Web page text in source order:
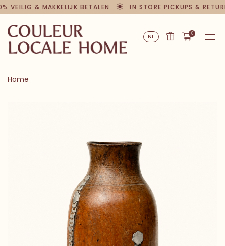
VEILIG & MAKKELIJK BETALEN IN STORE PICKUPS &
NL 0
Home